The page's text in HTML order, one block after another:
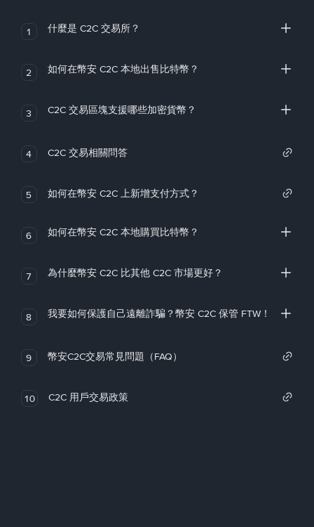
1 什麼是 C2C 交易所？
2 如何在幣安 C2C 本地出售比特幣？
3 C2C 交易區塊支援哪些加密貨幣？
4 C2C 交易相關問答
5 如何在幣安 C2C 上新增支付方式？
6 如何在幣安 C2C 本地購買比特幣？
7 為什麼幣安 C2C 比其他 C2C 市場更好？
8 我要如何保護自己遠離詐騙？幣安 C2C 保管 FTW！
9 幣安C2C交易常見問題（FAQ）
10 C2C 用戶交易政策